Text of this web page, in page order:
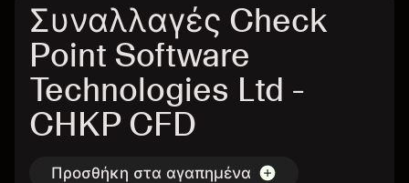
Συναλλαγές Check
Point Software
Technologies Ltd -
CHKP CFD
Προσθήκη στα αγαπημένα